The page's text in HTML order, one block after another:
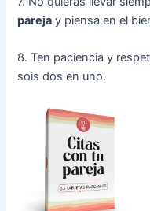
pareja y piensa en el
8. Ten paciencia y
sois dos en uno.